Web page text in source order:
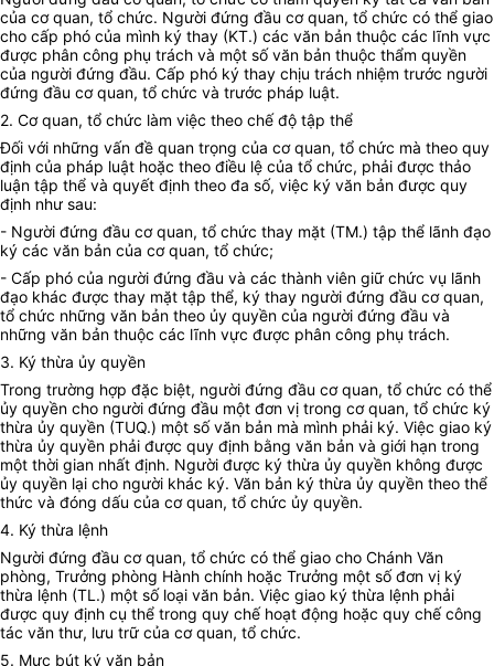
của cơ quan, tổ chức. Người đứng đầu cơ quan, tổ chức có thể giao
cho cấp phó của mình ký thay (KT.) các văn bản thuộc các lĩnh vực
được phân công phụ trách và một số văn bản thuộc thẩm quyền
của người đứng đầu. Cấp phó ký thay chịu trách nhiệm trước người
đứng đầu cơ quan, tổ chức và trước pháp luật.
2. Cơ quan, tổ chức làm việc theo chế độ tập thể
Đối với những vấn đề quan trọng của cơ quan, tổ chức mà theo quy
định của pháp luật hoặc theo điều lệ của tổ chức, phải được thảo
luận tập thể và quyết định theo đa số, việc ký văn bản được quy
định như sau:
- Người đứng đầu cơ quan, tổ chức thay mặt (TM.) tập thể lãnh đạo
ký các văn bản của cơ quan, tổ chức;
- Cấp phó của người đứng đầu và các thành viên giữ chức vụ lãnh
đạo khác được thay mặt tập thể, ký thay người đứng đầu cơ quan,
tổ chức những văn bản theo ủy quyền của người đứng đầu và
những văn bản thuộc các lĩnh vực được phân công phụ trách.
3. Ký thừa ủy quyền
Trong trường hợp đặc biệt, người đứng đầu cơ quan, tổ chức có thể
ủy quyền cho người đứng đầu một đơn vị trong cơ quan, tổ chức ký
thừa ủy quyền (TUQ.) một số văn bản mà mình phải ký. Việc giao ký
thừa ủy quyền phải được quy định bằng văn bản và giới hạn trong
một thời gian nhất định. Người được ký thừa ủy quyền không được
ủy quyền lại cho người khác ký. Văn bản ký thừa ủy quyền theo thể
thức và đóng dấu của cơ quan, tổ chức ủy quyền.
4. Ký thừa lệnh
Người đứng đầu cơ quan, tổ chức có thể giao cho Chánh Văn
phòng, Trưởng phòng Hành chính hoặc Trưởng một số đơn vị ký
thừa lệnh (TL.) một số loại văn bản. Việc giao ký thừa lệnh phải
được quy định cụ thể trong quy chế hoạt động hoặc quy chế công
tác văn thư, lưu trữ của cơ quan, tổ chức.
5. Mực bút ký văn bản